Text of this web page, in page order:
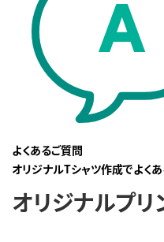
よくあるご質問
オリジナルTシャツ作成でよく
オリジナルプリ